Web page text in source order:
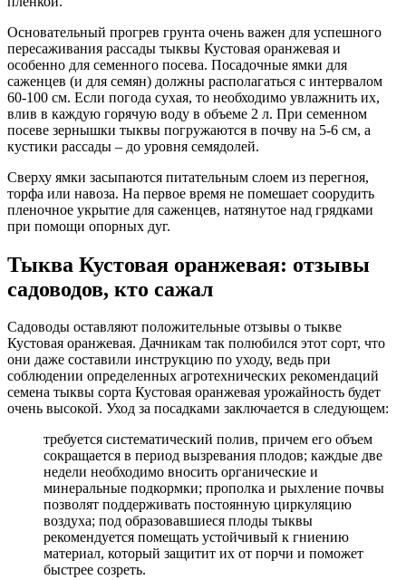
Основательный прогрев грунта очень важен для успешного
пересаживания рассады тыквы Кустовая оранжевая и
особенно для семенного посева. Посадочные ямки для
саженцев (и для семян) должны располагаться с интервалом
60-100 см. Если погода сухая, то необходимо увлажнить их,
влив в каждую горячую воду в объеме 2 л. При семенном
посеве зернышки тыквы погружаются в почву на 5-6 см, а
кустики рассады – до уровня семядолей.
Сверху ямки засыпаются питательным слоем из перегноя,
торфа или навоза. На первое время не помешает соорудить
пленочное укрытие для саженцев, натянутое над грядками
при помощи опорных дуг.
Тыква Кустовая оранжевая: отзывы
садоводов, кто сажал
Садоводы оставляют положительные отзывы о тыкве
Кустовая оранжевая. Дачникам так полюбился этот сорт, что
они даже составили инструкцию по уходу, ведь при
соблюдении определенных агротехнических рекомендаций
семена тыквы сорта Кустовая оранжевая урожайность будет
очень высокой. Уход за посадками заключается в следующем:
требуется систематический полив, причем его объем
сокращается в период вызревания плодов; каждые две
недели необходимо вносить органические и
минеральные подкормки; прополка и рыхление почвы
позволят поддерживать постоянную циркуляцию
воздуха; под образовавшиеся плоды тыквы
рекомендуется помещать устойчивый к гниению
материал, который защитит их от порчи и поможет
быстрее созреть.